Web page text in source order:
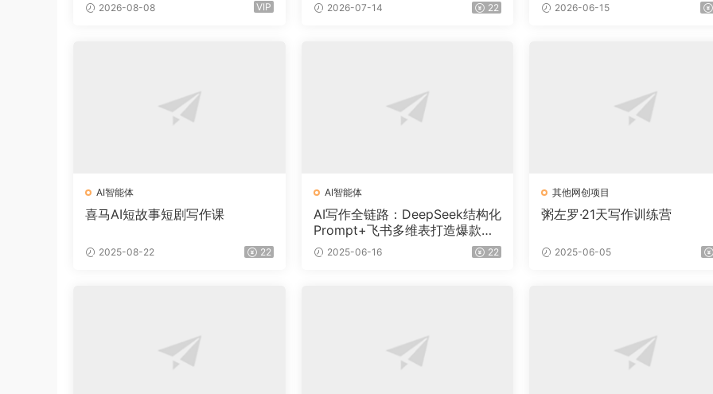
2026-08-08 VIP 2026-07-14 22 2026-06-15
AI智能体
喜马AI短故事短剧写作课
2025-08-22 22
AI智能体
AI写作全链路：DeepSeek结构化
Prompt+飞书多维表打造爆款内
容体系
2025-06-16 22
其他网创项目
粥左罗·21天写作训练营
2025-06-05